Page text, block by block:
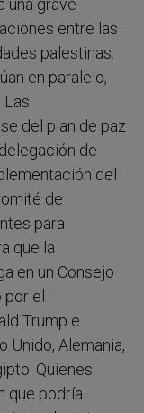
una grave
entre las
palestinas.
en paralelo,
Las
del plan de paz
de
del
de
para
que la
en un Consejo
el
Trump e
Unido, Alemania,
Quienes
que podría